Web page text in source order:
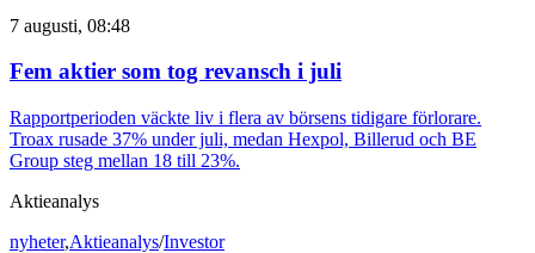
7 augusti, 08:48
Fem aktier som tog revansch i juli
Rapportperioden väckte liv i flera av börsens tidigare förlorare.
Troax rusade 37% under juli, medan Hexpol, Billerud och BE
Group steg mellan 18 till 23%.
Aktieanalys
nyheter,Aktieanalys/Investor